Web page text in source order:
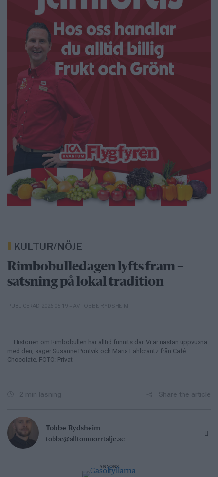
KULTUR/NÖJE
Rimbobulledagen lyfts fram –
satsning på lokal tradition
PUBLICERAD 2026-05-19 – AV TOBBE RYDSHEIM
— Historien om Rimbobullen har alltid funnits där. Vi är nästan uppvuxna
med den, säger Susanne Pontvik och Maria Fahlcrantz från Café
Chocolate. FOTO: Privat
2 min läsning Share the article
Tobbe Rydsheim
tobbe@alltomnorrtalje.se
ANNONS